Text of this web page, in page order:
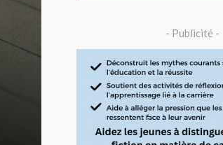
- Publicité -